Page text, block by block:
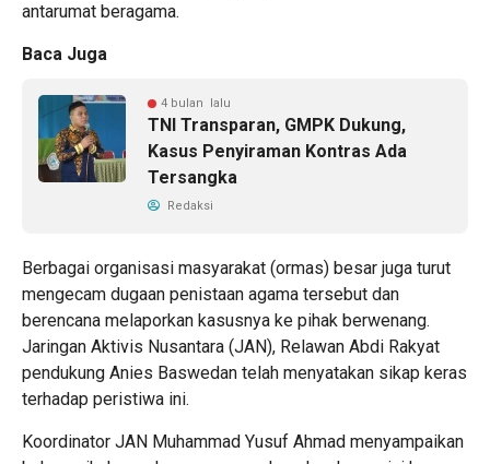
antarumat beragama.
Baca Juga
4 bulan lalu
TNI Transparan, GMPK Dukung,
Kasus Penyiraman Kontras Ada
Tersangka
Redaksi
Berbagai organisasi masyarakat (ormas) besar juga turut
mengecam dugaan penistaan agama tersebut dan
berencana melaporkan kasusnya ke pihak berwenang.
Jaringan Aktivis Nusantara (JAN), Relawan Abdi Rakyat
pendukung Anies Baswedan telah menyatakan sikap keras
terhadap peristiwa ini.
Koordinator JAN Muhammad Yusuf Ahmad menyampaikan